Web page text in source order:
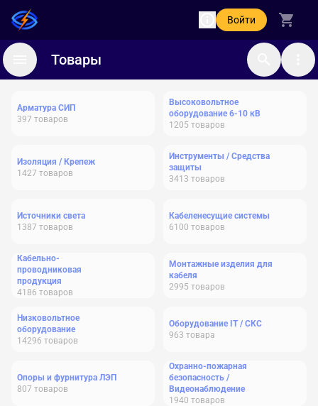
Войти
Товары
Арматура СИП
397 товаров
Высоковольтное
оборудование 6-10 кВ
1205 товаров
Изоляция / Крепеж
1427 товаров
Инструменты / Средства
защиты
3413 товаров
Источники света
1387 товаров
Кабеленесущие системы
6100 товаров
Кабельно-
проводниковая
продукция
4186 товаров
Монтажные изделия для
кабеля
2995 товаров
Низковольтное
оборудование
14296 товаров
Оборудование IT / СКС
963 товара
Опоры и фурнитура ЛЭП
807 товаров
Охранно-пожарная
безопасность /
Видеонаблюдение
1940 товаров